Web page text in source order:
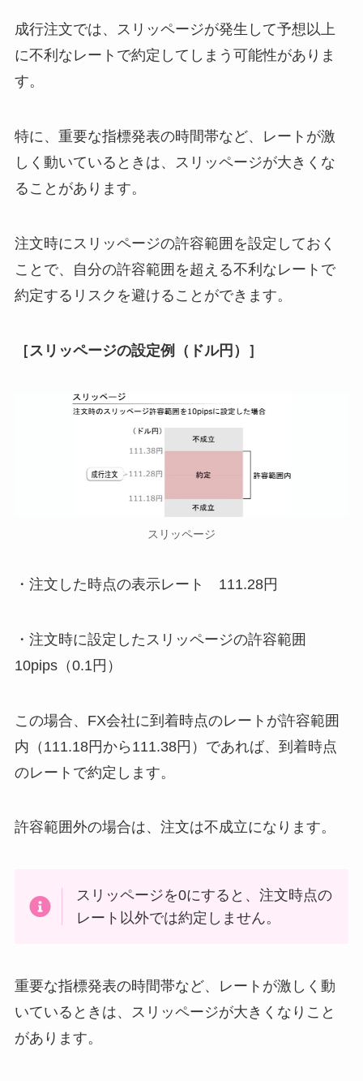
成行注文では、スリッページが発生して予想以上
に不利なレートで約定してしまう可能性がありま
す。
特に、重要な指標発表の時間帯など、レートが激
しく動いているときは、スリッページが大きくな
ることがあります。
注文時にスリッページの許容範囲を設定しておく
ことで、自分の許容範囲を超える不利なレートで
約定するリスクを避けることができます。
［スリッページの設定例（ドル円）］
スリッページ
・注文した時点の表示レート 111.28円
・注文時に設定したスリッページの許容範囲
10pips（0.1円）
この場合、FX会社に到着時点のレートが許容範囲
内（111.18円から111.38円）であれば、到着時点
のレートで約定します。
許容範囲外の場合は、注文は不成立になります。
スリッページを0にすると、注文時点の
レート以外では約定しません。
重要な指標発表の時間帯など、レートが激しく動
いているときは、スリッページが大きくなりこと
があります。